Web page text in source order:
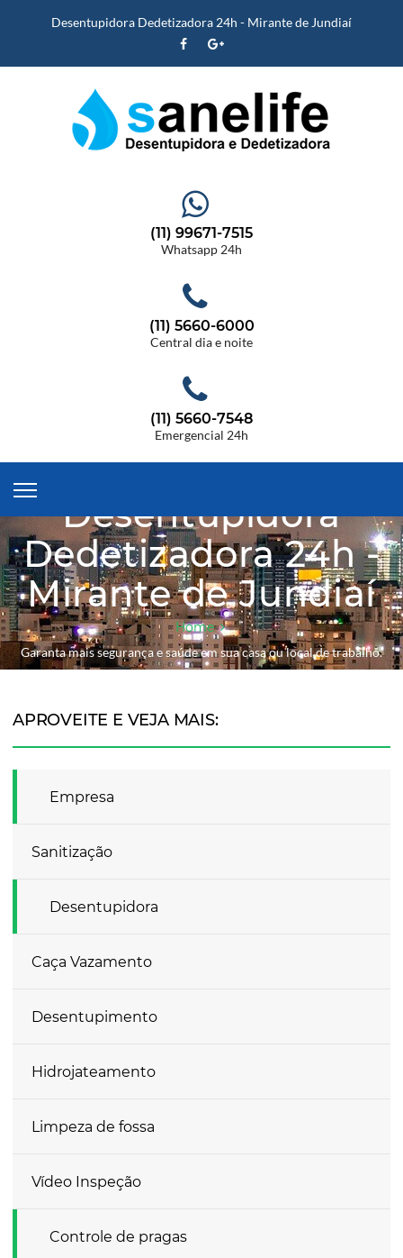
Desentupidora Dedetizadora 24h - Mirante de Jundiaí
(11) 99671-7515
Whatsapp 24h
(11) 5660-6000
Central dia e noite
(11) 5660-7548
Emergencial 24h
Desentupidora
Dedetizadora 24h -
Mirante de Jundiaí
Home
Garanta mais segurança e saúde em sua casa ou local de trabalho.
APROVEITE E VEJA MAIS:
Empresa
Sanitização
Desentupidora
Caça Vazamento
Desentupimento
Hidrojateamento
Limpeza de fossa
Vídeo Inspeção
Controle de pragas